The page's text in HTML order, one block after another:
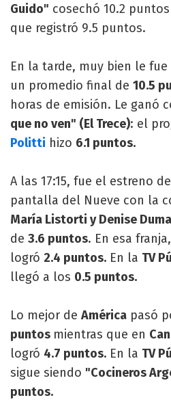
Guido" cosechó 10.2
que registró 9.5 puntos.
En la tarde, muy bien le fue
un promedio final de 10.5
horas de emisión. Le ganó
que no ven" (El Trece): el
Politti hizo 6.1 puntos.
A las 17:15, fue el estreno de
pantalla del Nueve con la
María Listorti y Denise
de 3.6 puntos. En esa franja,
logró 2.4 puntos. En la TV
llegó a los 0.5 puntos.
Lo mejor de América pasó
puntos mientras que en
logró 4.7 puntos. En la TV
sigue siendo "Cocineros
puntos.